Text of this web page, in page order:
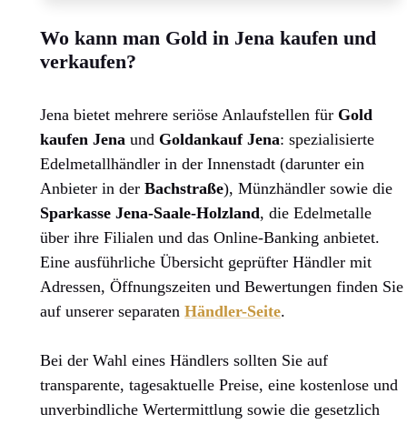
Wo kann man Gold in Jena kaufen und
verkaufen?
Jena bietet mehrere seriöse Anlaufstellen für Gold
kaufen Jena und Goldankauf Jena: spezialisierte
Edelmetallhändler in der Innenstadt (darunter ein
Anbieter in der Bachstraße), Münzhändler sowie die
Sparkasse Jena-Saale-Holzland, die Edelmetalle
über ihre Filialen und das Online-Banking anbietet.
Eine ausführliche Übersicht geprüfter Händler mit
Adressen, Öffnungszeiten und Bewertungen finden Sie
auf unserer separaten Händler-Seite.
Bei der Wahl eines Händlers sollten Sie auf
transparente, tagesaktuelle Preise, eine kostenlose und
unverbindliche Wertermittlung sowie die gesetzlich